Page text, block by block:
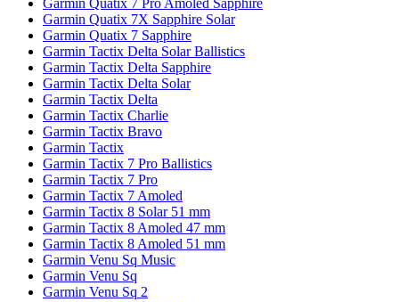
Garmin Quatix 7 Pro Amoled Sapphire
Garmin Quatix 7X Sapphire Solar
Garmin Quatix 7 Sapphire
Garmin Tactix Delta Solar Ballistics
Garmin Tactix Delta Sapphire
Garmin Tactix Delta Solar
Garmin Tactix Delta
Garmin Tactix Charlie
Garmin Tactix Bravo
Garmin Tactix
Garmin Tactix 7 Pro Ballistics
Garmin Tactix 7 Pro
Garmin Tactix 7 Amoled
Garmin Tactix 8 Solar 51 mm
Garmin Tactix 8 Amoled 47 mm
Garmin Tactix 8 Amoled 51 mm
Garmin Venu Sq Music
Garmin Venu Sq
Garmin Venu Sq 2